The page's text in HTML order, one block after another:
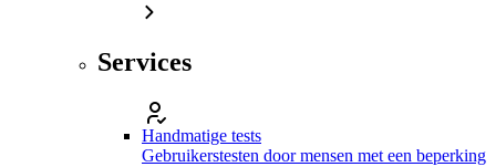
Services
Handmatige tests
Gebruikerstesten door mensen met een beperking